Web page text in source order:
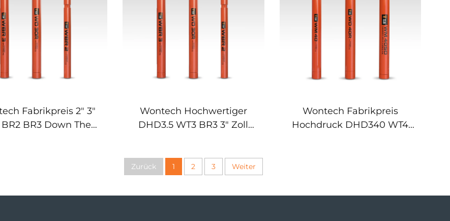
Fabrikpreis 2" 3"
BR3 Down The
Wontech Hochwertiger
DHD3.5 WT3 BR3 3" Zoll
Bohrlöcher, Bergbau
Wontech Fabrikpreis
Hochdruck DHD340 WT4
Zurück 1 2 3 Weiter